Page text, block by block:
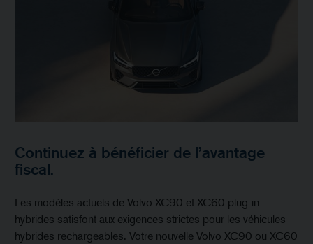
Continuez à bénéficier de l’avantage
fiscal.
Les modèles actuels de Volvo XC90 et XC60 plug-in
hybrides satisfont aux exigences strictes pour les véhicules
hybrides rechargeables. Votre nouvelle Volvo XC90 ou XC60